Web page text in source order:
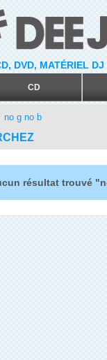
DVD, MATÉRIEL
CD
no g no b
résultat trouvé